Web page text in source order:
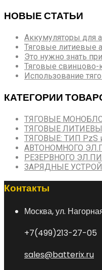
НОВЫЕ СТАТЬИ
Аккумуляторы для
Тяговые литиевые
Это нужно знать
Тяговые свинцово-
Использование
КАТЕГОРИИ
ТЯГОВЫЕ
ТЯГОВЫЕ
ТЯГОВЫЕ: ТИП PzS
АВТОНОМНОГО
РЕЗЕРВНОГО
ЗАРЯДНЫЕ
Контакты
Москва, ул.
+7(499)213-27-05
sales@batterix.ru